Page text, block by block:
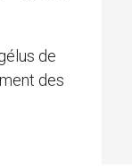
de
des